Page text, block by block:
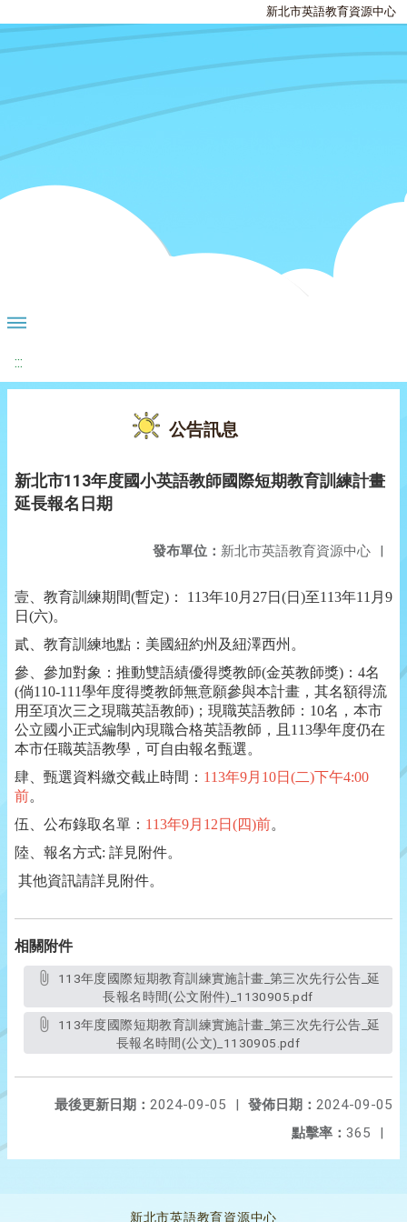
新北市英語教育資源中心
:::
公告訊息
新北市113年度國小英語教師國際短期教育訓練計畫
延長報名日期
發布單位： 新北市英語教育資源中心 |
壹、教育訓練期間(暫定)： 113年10月27日(日)至113年11月9
日(六)。
貳、教育訓練地點：美國紐約州及紐澤西州。
參、參加對象：推動雙語績優得獎教師(金英教師獎)：4名
(倘110-111學年度得獎教師無意願參與本計畫，其名額得流
用至項次三之現職英語教師)；現職英語教師：10名，本市
公立國小正式編制內現職合格英語教師，且113學年度仍在
本市任職英語教學，可自由報名甄選。
肆、甄選資料繳交截止時間： 113年9月10日(二)下午4:00
前。
伍、公布錄取名單： 113年9月12日(四)前。
陸、報名方式: 詳見附件。
其他資訊請詳見附件。
相關附件
長報名時間(公文附件)_1130905.pdf
長報名時間(公文)_1130905.pdf
發佈日期： 2024-09-05
最後更新日期： 2024-09-05
|
點擊率： 365 |
新北市英語教育資源中心